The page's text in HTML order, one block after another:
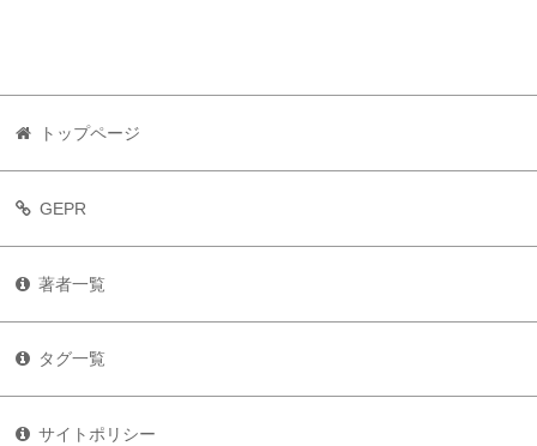
トップページ
GEPR
著者一覧
タグ一覧
サイトポリシー